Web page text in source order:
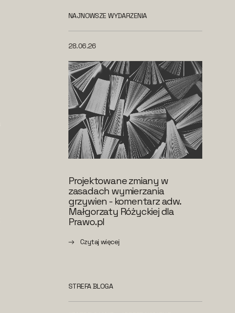
NAJNOWSZE WYDARZENIA
28.06.26
Projektowane zmiany w
zasadach wymierzania
grzywien - komentarz adw.
Małgorzaty Różyckiej dla
Prawo.pl
Czytaj więcej
STREFA BLOGA